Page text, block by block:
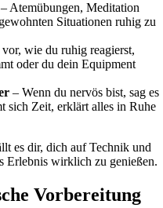
– Atemübungen, Meditation
Situationen ruhig zu
wie du ruhig reagierst,
oder du dein Equipment
– Wenn du nervös bist, sag es
sich Zeit, erklärt alles in Ruhe
es dir, dich auf Technik und
Erlebnis wirklich zu genießen.
Vorbereitung